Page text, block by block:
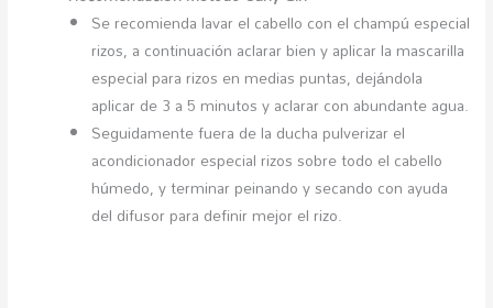
Se recomienda lavar el cabello con el champú especial
rizos, a continuación aclarar bien y aplicar la mascarilla
especial para rizos en medias puntas, dejándola
aplicar de 3 a 5 minutos y aclarar con abundante agua.
Seguidamente fuera de la ducha pulverizar el
acondicionador especial rizos sobre todo el cabello
húmedo, y terminar peinando y secando con ayuda
del difusor para definir mejor el rizo.